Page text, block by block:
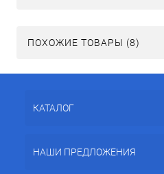
ПОХОЖИЕ ТОВАРЫ (8)
КАТАЛОГ
НАШИ ПРЕДЛОЖЕНИЯ